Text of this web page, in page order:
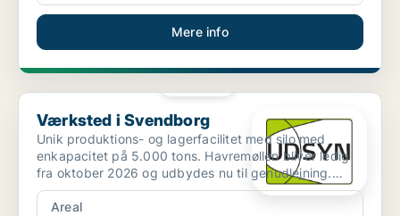
Mere info
Værksted i Svendborg
Værksted i Svendborg
Unik produktions- og lagerfacilitet med silo med
enkapacitet på 5.000 tons. Havremøllen bliver ledig
fra oktober 2026 og udbydes nu til genudlejning.
Ejendom...
Areal